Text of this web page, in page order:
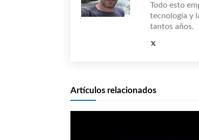
Todo esto
tecnología y
tantos años.
Artículos relacionados